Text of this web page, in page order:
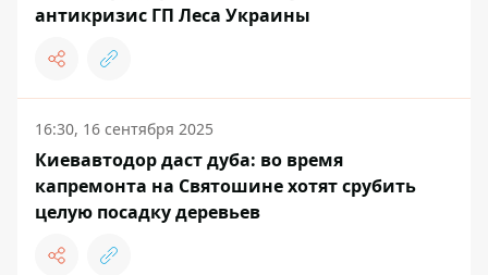
антикризис ГП Леса Украины
16:30, 16 сентября 2025
Киевавтодор даст дуба: во время
капремонта на Святошине хотят срубить
целую посадку деревьев